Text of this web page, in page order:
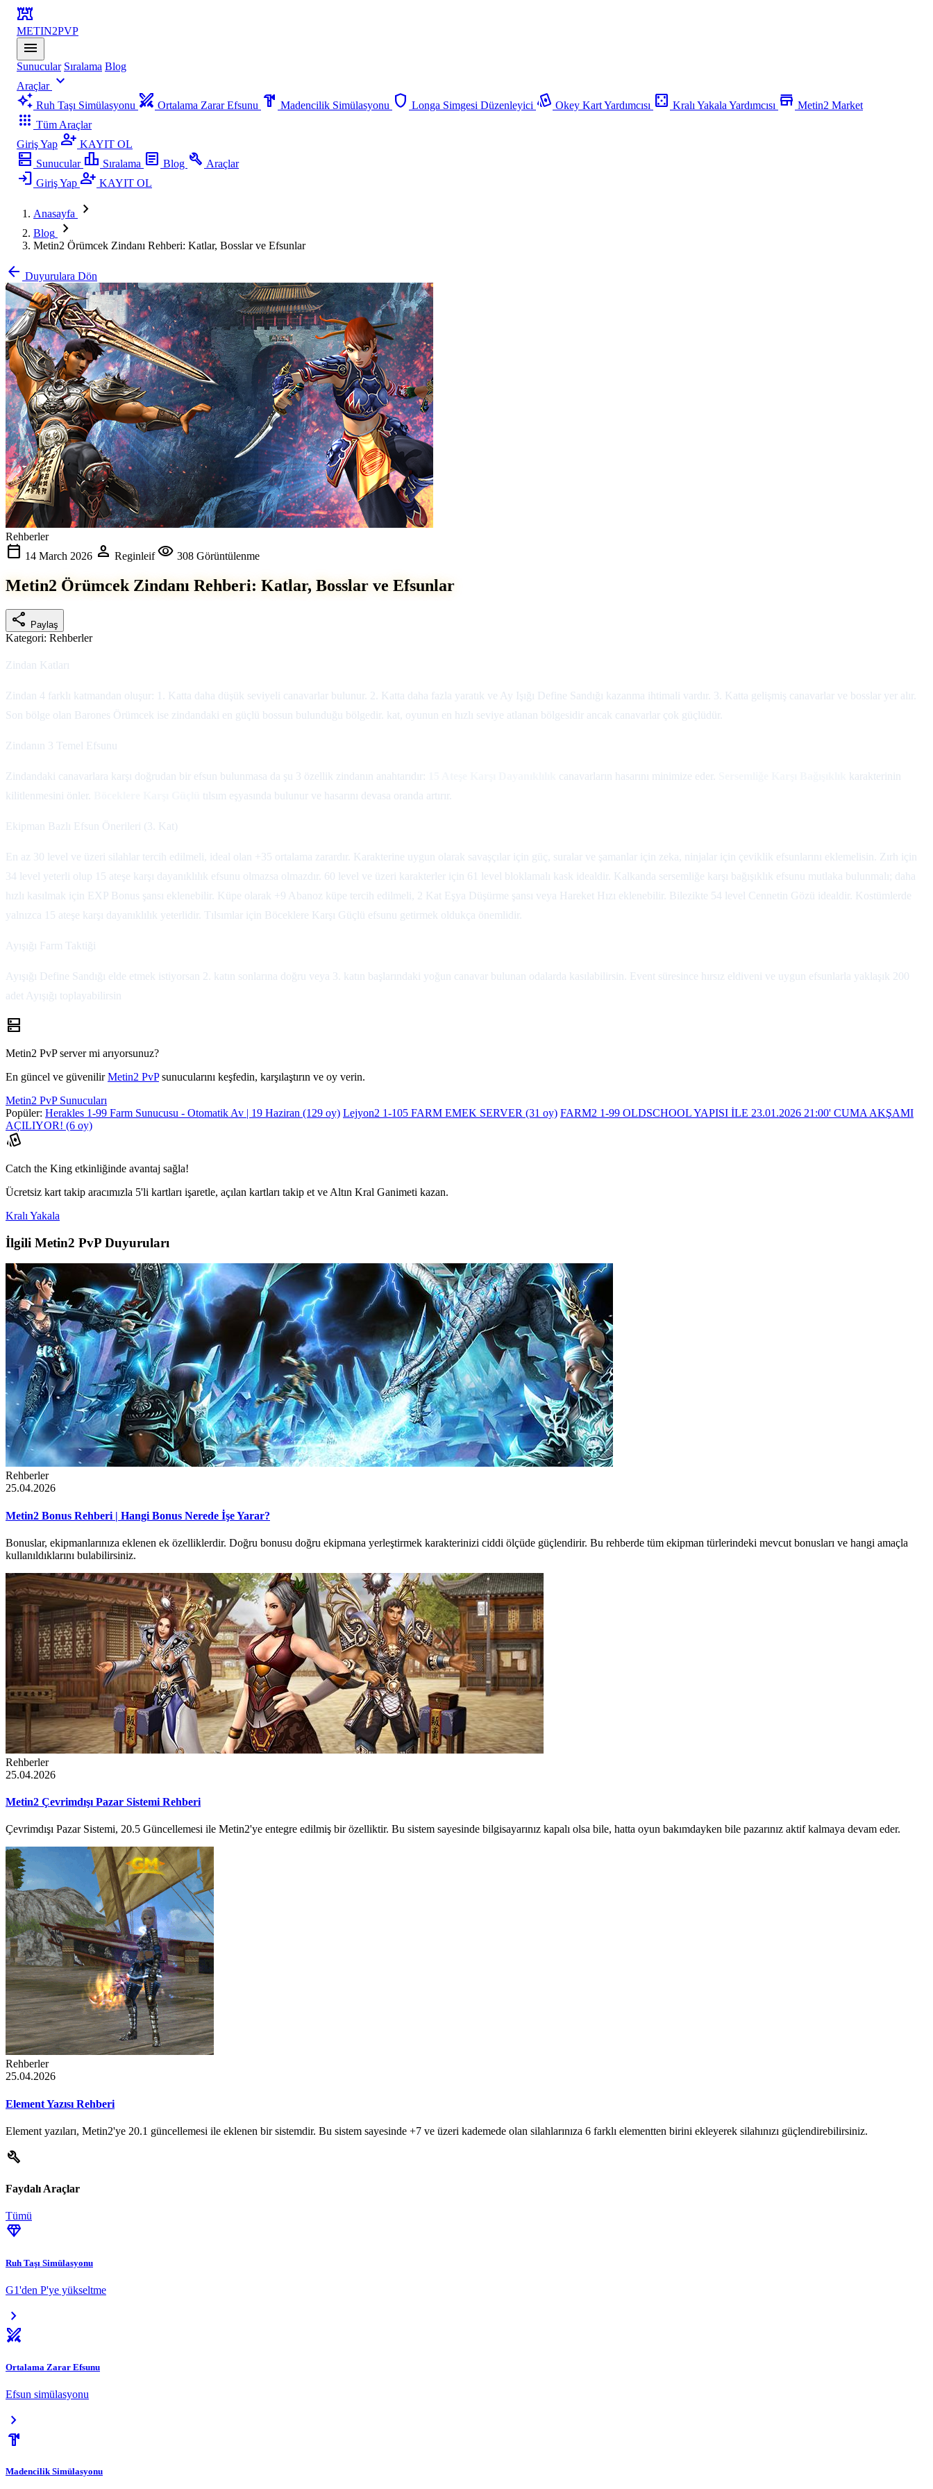
fort
METIN2PVP
menu
Sunucular Sıralama Blog
Araçlar expand_more
auto_awesome Ruh Taşı Simülasyonu swords Ortalama Zarar Efsunu hardware Madencilik Simülasyonu shield Longa Simgesi Düzenleyici playing_cards Okey Kart Yardımcısı casino Kralı Yakala Yardımcısı store Metin2 Market
apps Tüm Araçlar
Giriş Yap person_add KAYIT OL
dns Sunucular leaderboard Sıralama article Blog build Araçlar
login Giriş Yap person_add KAYIT OL
Anasayfa chevron_right
Blog chevron_right
Metin2 Örümcek Zindanı Rehberi: Katlar, Bosslar ve Efsunlar
arrow_back Duyurulara Dön
Rehberler
calendar_today 14 March 2026 person Reginleifvisibility 308 Görüntülenme
Metin2 Örümcek Zindanı Rehberi: Katlar, Bosslar ve Efsunlar
share Paylaş
Kategori: Rehberler
Zindan Katları
Zindan 4 farklı katmandan oluşur: 1. Katta daha düşük seviyeli canavarlar bulunur. 2. Katta daha fazla yaratık ve Ay Işığı Define Sandığı kazanma ihtimali vardır. 3. Katta gelişmiş canavarlar ve bosslar yer alır.
Son bölge olan Barones Örümcek ise zindandaki en güçlü bossun bulunduğu bölgedir. kat, oyunun en hızlı seviye atlanan bölgesidir ancak canavarlar çok güçlüdür.
Zindanın 3 Temel Efsunu
Zindandaki canavarlara karşı doğrudan bir efsun bulunmasa da şu 3 özellik zindanın anahtarıdır: canavarların hasarını minimize eder.
karakterinin
kilitlenmesini önler.
tılsım eşyasında bulunur ve hasarını devasa oranda artırır.
Ekipman Bazlı Efsun Önerileri (3. Kat)
En az 30 level ve üzeri silahlar tercih edilmeli, ideal olan +35 ortalama zarardır. Karakterine uygun olarak savaşçılar için güç, suralar ve şamanlar için zeka, ninjalar için çeviklik efsunlarını eklemelisin. Zırh için
34 level yeterli olup 15 ateşe karşı dayanıklılık efsunu olmazsa olmazdır. 60 level ve üzeri karakterler için 61 level bloklamalı kask idealdir. Kalkanda sersemliğe karşı bağışıklık efsunu mutlaka bulunmalı; daha
hızlı kasılmak için EXP Bonus şansı eklenebilir. Küpe olarak +9 Abanoz küpe tercih edilmeli, 2 Kat Eşya Düşürme şansı veya Hareket Hızı eklenebilir. Bilezikte 54 level Cennetin Gözü idealdir. Kostümlerde
yalnızca 15 ateşe karşı dayanıklılık yeterlidir. Tılsımlar için Böceklere Karşı Güçlü efsunu getirmek oldukça önemlidir.
Ayışığı Farm Taktiği
Ayışığı Define Sandığı elde etmek istiyorsan 2. katın sonlarına doğru veya 3. katın başlarındaki yoğun canavar bulunan odalarda kasılabilirsin. Event süresince hırsız eldiveni ve uygun efsunlarla yaklaşık 200
adet Ayışığı toplayabilirsin
dns
Metin2 PvP server mi arıyorsunuz?
En güncel ve güvenilirMetin2 PvPsunucularını keşfedin, karşılaştırın ve oy verin.
Metin2 PvP Sunucuları
Popüler: Herakles 1-99 Farm Sunucusu - Otomatik Av | 19 Haziran (129 oy) Lejyon2 1-105 FARM EMEK SERVER (31 oy) FARM2 1-99 OLDSCHOOL YAPISI İLE 23.01.2026 21:00' CUMA AKŞAMI
AÇILIYOR! (6 oy)
playing_cards
Catch the King etkinliğinde avantaj sağla!
Ücretsiz kart takip aracımızla 5'li kartları işaretle, açılan kartları takip et ve Altın Kral Ganimeti kazan.
Kralı Yakala
İlgili Metin2 PvP Duyuruları
Rehberler
25.04.2026
Metin2 Bonus Rehberi | Hangi Bonus Nerede İşe Yarar?
Bonuslar, ekipmanlarınıza eklenen ek özelliklerdir. Doğru bonusu doğru ekipmana yerleştirmek karakterinizi ciddi ölçüde güçlendirir. Bu rehberde tüm ekipman türlerindeki mevcut bonusları ve hangi amaçla
kullanıldıklarını bulabilirsiniz.
Rehberler
25.04.2026
Metin2 Çevrimdışı Pazar Sistemi Rehberi
Çevrimdışı Pazar Sistemi, 20.5 Güncellemesi ile Metin2'ye entegre edilmiş bir özelliktir. Bu sistem sayesinde bilgisayarınız kapalı olsa bile, hatta oyun bakımdayken bile pazarınız aktif kalmaya devam eder.
Rehberler
25.04.2026
Element Yazısı Rehberi
Element yazıları, Metin2'ye 20.1 güncellemesi ile eklenen bir sistemdir. Bu sistem sayesinde +7 ve üzeri kademede olan silahlarınıza 6 farklı elementten birini ekleyerek silahınızı güçlendirebilirsiniz.
build
Faydalı Araçlar
Tümü
diamond
Ruh Taşı Simülasyonu
G1'den P'ye yükseltme
chevron_right
swords
Ortalama Zarar Efsunu
Efsun simülasyonu
chevron_right
hardware
Madencilik Simülasyonu